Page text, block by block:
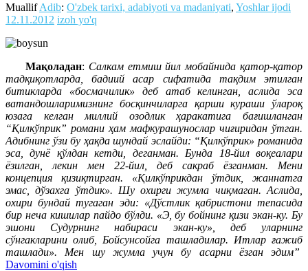
MuallifAdib: O'zbek tarixi, adabiyoti va madaniyati, Yoshlar ijodi
12.11.2012 izoh yo'q
Мақоладан: Cалкам етмиш йил мобайнида қатор-қатор
тадқиқотларда, бадиий асар сифатида тақдим этилган
битикларда «босмачилик» деб атаб келинган, аслида эса
ватандошларимизнинг босқинчиларга қарши кураши ўлароқ
юзага келган миллий озодлик ҳаракатига бағишланган
“Қилкўприк” романи ҳам мафкурашунослар чиғиридан ўтган.
Адибнинг ўзи бу ҳақда шундай эслайди: “Қилкўприк» романида
эса, дунё қўлдан кетди, деганман. Бунда 18-йил воқеалари
ёзилган, лекин мен 22-йил, деб сакраб ёзганман. Мени
концепция қизиқтирган. «Қилкўприкдан ўтдик, жаннатга
эмас, дўзахга ўтдик». Шу охирги жумла чиқмаган. Аслида,
охири бундай тугаган эди: «Дўстлик қабристони тепасида
бир неча кишилар пайдо бўлди. «Э, бу бойнинг қизи экан-ку. Бу
эшони Судурнинг набираси экан-ку», деб уларнинг
сўнгакларини олиб, Бойсунсойга ташладилар. Итлар ғажиб
ташлади». Мен шу жумла учун бу асарни ёзган эдим”
Davomini o'qish